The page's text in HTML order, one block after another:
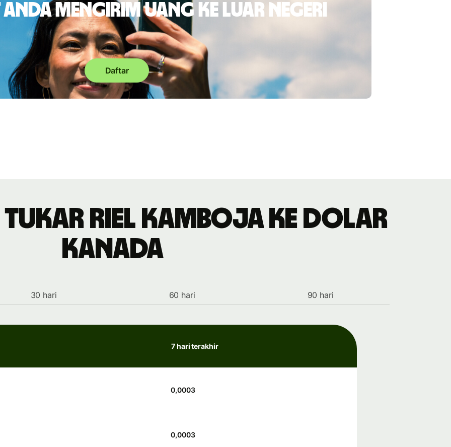
Anda mengirim uang ke luar negeri
Daftar
tukar riel Kamboja ke dolar
Kanada
30 hari 60 hari 90 hari
7 hari terakhir
0,0003
0,0003